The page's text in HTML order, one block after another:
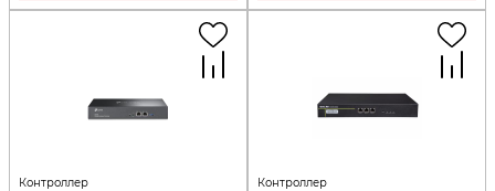
Контроллер
Контроллер